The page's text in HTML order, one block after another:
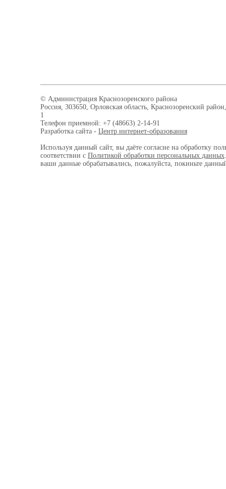
© Администрация Краснозоренского района
Россия, 303650, Орловская область, Краснозоренский
1
Телефон приемной: +7 (48663) 2-14-91
Разработка сайта - Центр интернет-образования
Используя данный сайт, вы даёте согласие на обработку
соответствии с Политикой обработки персональных данных
ваши данные обрабатывались, пожалуйста, покиньте